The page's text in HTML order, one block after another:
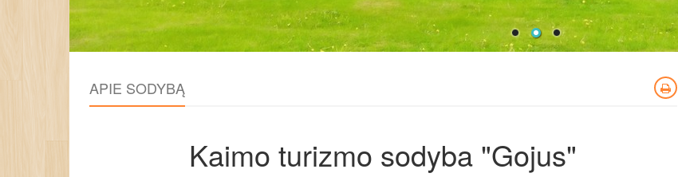
APIE SODYBĄ
Kaimo turizmo sodyba "Gojus"